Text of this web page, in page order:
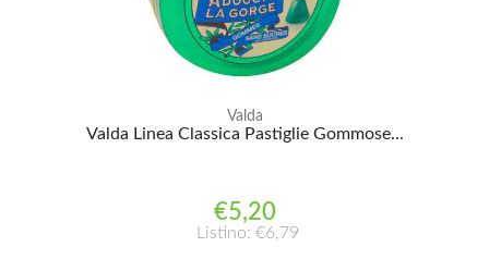
Valda
Valda Linea Classica Pastiglie Gommose...
€5,20
Listino: €6,79